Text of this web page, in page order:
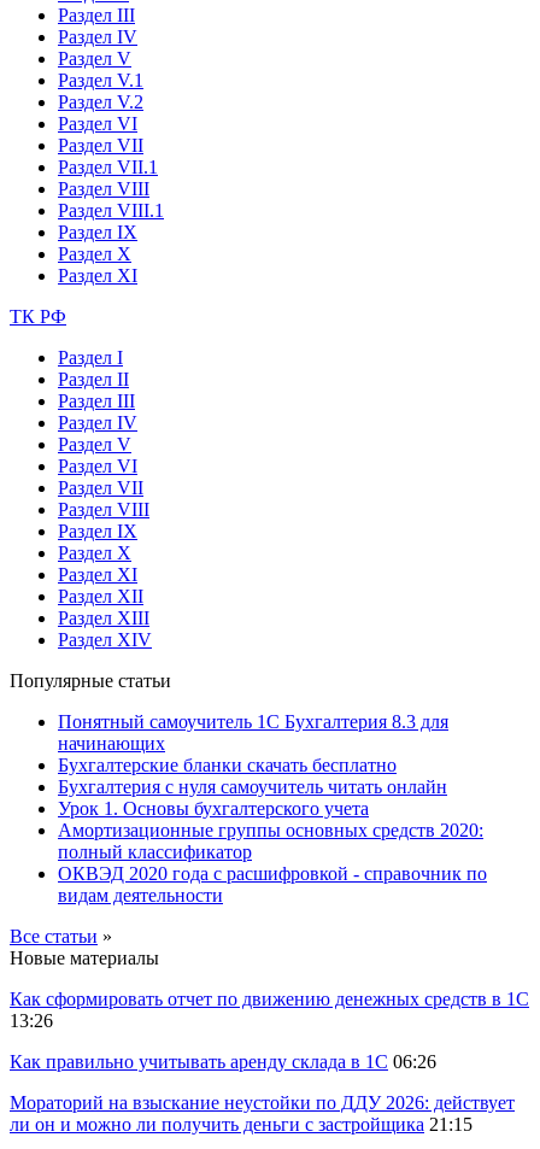
Раздел III
Раздел IV
Раздел V
Раздел V.1
Раздел V.2
Раздел VI
Раздел VII
Раздел VII.1
Раздел VIII
Раздел VIII.1
Раздел IX
Раздел X
Раздел XI
ТК РФ
Раздел I
Раздел II
Раздел III
Раздел IV
Раздел V
Раздел VI
Раздел VII
Раздел VIII
Раздел IX
Раздел X
Раздел XI
Раздел XII
Раздел XIII
Раздел XIV
Популярные статьи
Понятный самоучитель 1С Бухгалтерия 8.3 для
начинающих
Бухгалтерские бланки скачать бесплатно
Бухгалтерия с нуля самоучитель читать онлайн
Урок 1. Основы бухгалтерского учета
Амортизационные группы основных средств 2020:
полный классификатор
ОКВЭД 2020 года с расшифровкой - справочник по
видам деятельности
Все статьи »
Новые материалы
Как сформировать отчет по движению денежных средств в 1С
13:26
Как правильно учитывать аренду склада в 1С 06:26
Мораторий на взыскание неустойки по ДДУ 2026: действует
ли он и можно ли получить деньги с застройщика 21:15